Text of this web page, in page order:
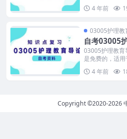
4 年前
03005护理教
自考03005
费下载
03005护理教育
是免费的，适
4 年前
Copyright ©2020-2026